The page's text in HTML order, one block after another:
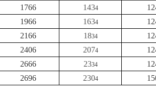
1766 1434
1966 1634
2166 1834
2406 2074
2666 2334
2696 2304